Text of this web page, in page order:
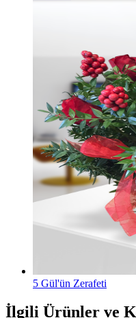
5 Gül'ün Zerafeti
İlgili Ürünler ve